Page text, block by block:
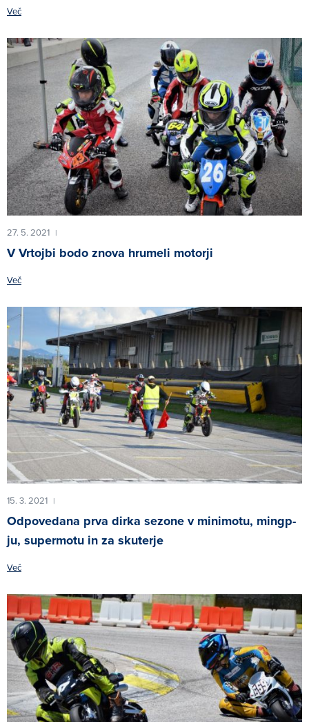
Več
27. 5. 2021 |
V Vrtojbi bodo znova hrumeli motorji
Več
15. 3. 2021 |
Odpovedana prva dirka sezone v minimotu, mingp-
ju, supermotu in za skuterje
Več